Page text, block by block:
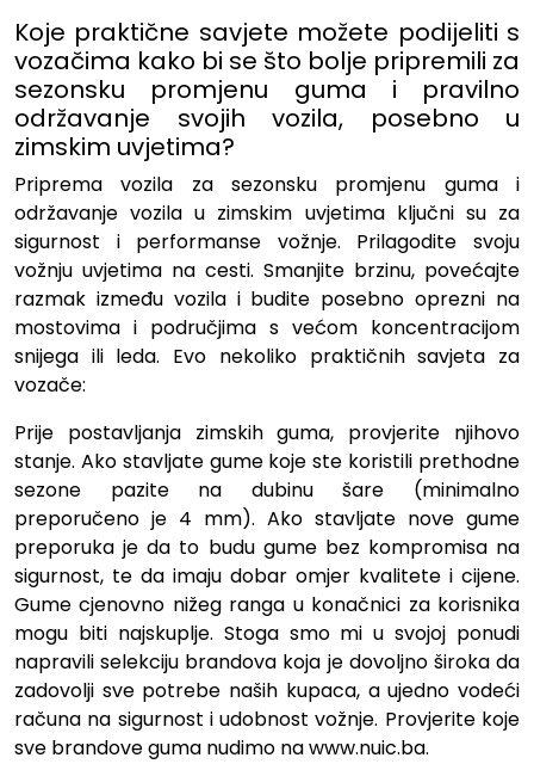
Koje praktične savjete možete podijeliti s
vozačima kako bi se što bolje pripremili za
sezonsku promjenu guma i pravilno
održavanje svojih vozila, posebno u
zimskim uvjetima?
Priprema vozila za sezonsku promjenu guma i
održavanje vozila u zimskim uvjetima ključni su za
sigurnost i performanse vožnje. Prilagodite svoju
vožnju uvjetima na cesti. Smanjite brzinu, povećajte
razmak između vozila i budite posebno oprezni na
mostovima i područjima s većom koncentracijom
snijega ili leda. Evo nekoliko praktičnih savjeta za
vozače:
Prije postavljanja zimskih guma, provjerite njihovo
stanje. Ako stavljate gume koje ste koristili prethodne
sezone pazite na dubinu šare (minimalno
preporučeno je 4 mm). Ako stavljate nove gume
preporuka je da to budu gume bez kompromisa na
sigurnost, te da imaju dobar omjer kvalitete i cijene.
Gume cjenovno nižeg ranga u konačnici za korisnika
mogu biti najskuplje. Stoga smo mi u svojoj ponudi
napravili selekciju brandova koja je dovoljno široka da
zadovolji sve potrebe naših kupaca, a ujedno vodeći
računa na sigurnost i udobnost vožnje. Provjerite koje
sve brandove guma nudimo nawww.nuic.ba.